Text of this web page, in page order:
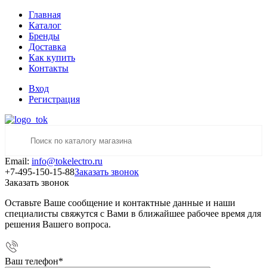
Главная
Каталог
Бренды
Доставка
Как купить
Контакты
Вход
Регистрация
Email: info@tokelectro.ru
+7-495-150-15-88Заказать звонок
Заказать звонок
Оставьте Ваше сообщение и контактные данные и наши
специалисты свяжутся с Вами в ближайшее рабочее время для
решения Вашего вопроса.
Ваш телефон*